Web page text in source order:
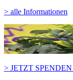
> alle Informationen
> JETZT